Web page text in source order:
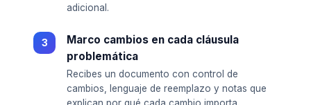
adicional.
Marco cambios en cada cláusula
problemática
Recibes un documento con control de
cambios, lenguaje de reemplazo y notas que
explican por qué cada cambio importa.